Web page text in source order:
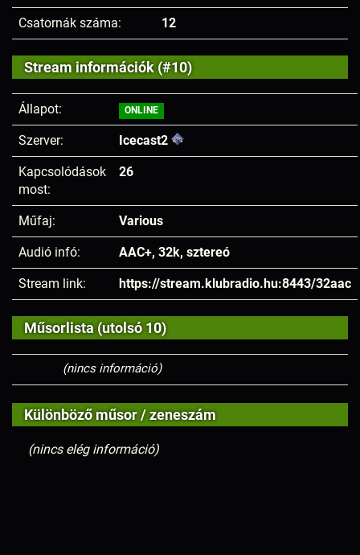
Csatornák száma: 12
Stream információk (#10)
Állapot: ONLINE
Szerver: Icecast2
Kapcsolódások
most:
26
Műfaj: Various
Audió infó: AAC+, 32k, sztereó
Stream link: https://stream.klubradio.hu:8443/32aac
Műsorlista (utolsó 10)
(nincs információ)
Különböző műsor / zeneszám
(nincs elég információ)